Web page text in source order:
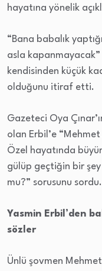
hayatına yönelik
“Bana babalık
asla kapanmayacak”
kendisinden küçük
olduğunu itiraf etti.
Gazeteci Oya
olan Erbil’e
Özel hayatında
gülüp geçtiğin bir
mu?” sorusunu sordu.
Yasmin Erbil’den
sözler
Ünlü şovmen Mehmet